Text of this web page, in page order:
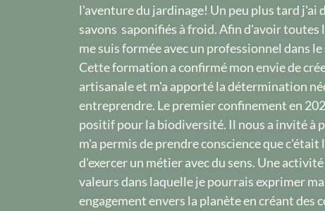
l'aventure du jardinage! Un peu plus tard j'ai
savons saponifiés à froid. Afin d'avoir toutes
me suis formée avec un professionnel dans le
Cette formation a confirmé mon envie de
artisanale et m'a apporté la détermination
entreprendre. Le premier confinement en
positif pour la biodiversité. Il nous a invité à
m'a permis de prendre conscience que c'était
d'exercer un métier avec du sens. Une
valeurs dans laquelle je pourrais exprimer
engagement envers la planète en créant des